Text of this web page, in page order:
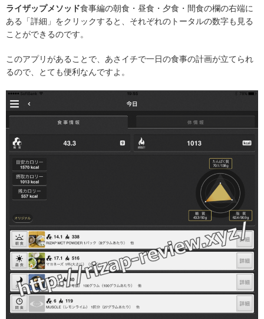
ライザップメソッド食事編の朝食・昼食・夕食・間食の欄の右端に
ある「詳細」をクリックすると、それぞれのトータルの数字も見る
ことができるのです。
このアプリがあることで、あさイチで一日の食事の計画が立てられ
るので、とても便利なんですよ。